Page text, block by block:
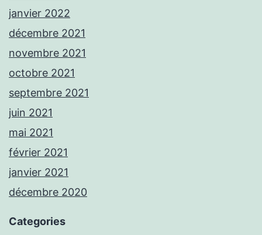
janvier 2022
décembre 2021
novembre 2021
octobre 2021
septembre 2021
juin 2021
mai 2021
février 2021
janvier 2021
décembre 2020
Categories